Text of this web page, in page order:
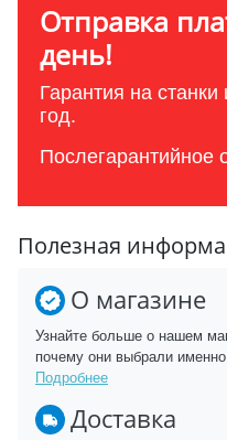
Отправка
день!
Гарантия на
год.
Послегарантийное
Полезная
О магазине
Узнайте больше о нашем
почему они выбрали
Подробнее
Доставка